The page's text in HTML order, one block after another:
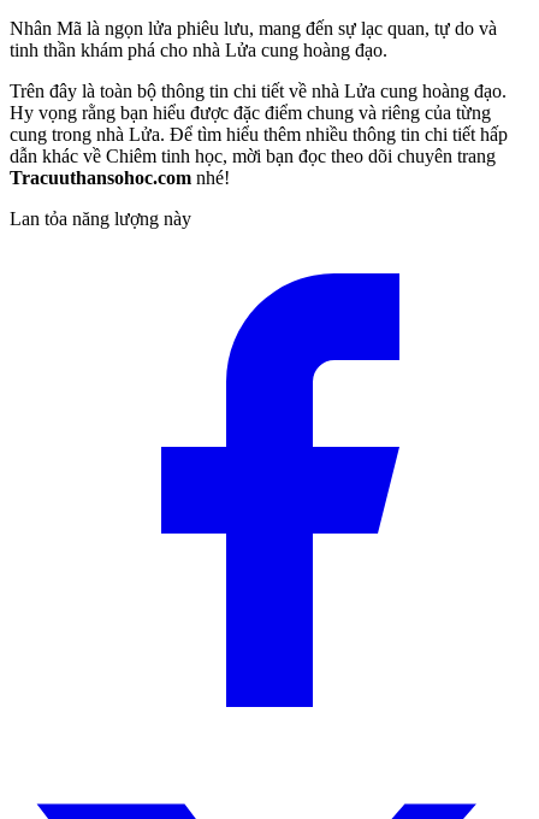
Nhân Mã là ngọn lửa phiêu lưu, mang đến sự lạc quan, tự do và
tinh thần khám phá cho nhà Lửa cung hoàng đạo.
Trên đây là toàn bộ thông tin chi tiết về nhà Lửa cung hoàng đạo.
Hy vọng rằng bạn hiểu được đặc điểm chung và riêng của từng
cung trong nhà Lửa. Để tìm hiểu thêm nhiều thông tin chi tiết hấp
dẫn khác về Chiêm tinh học, mời bạn đọc theo dõi chuyên trang
Tracuuthansohoc.com nhé!
Lan tỏa năng lượng này